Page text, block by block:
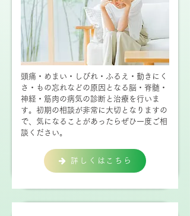
頭痛・めまい・しびれ・ふるえ・動きにく
さ・もの忘れなどの原因となる脳・脊髄・
神経・筋肉の病気の診断と治療を行いま
す。初期の相談が非常に大切となりますの
で、気になることがあったらぜひ一度ご相
談ください。
詳しくはこちら